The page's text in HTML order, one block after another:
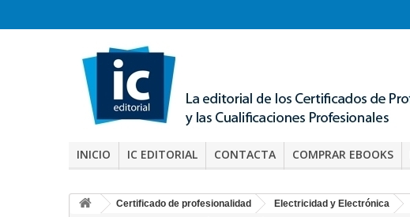
INICIO IC EDITORIAL CONTACTA COMPRAR EBOOKS
Certificado de profesionalidad Electricidad y Electrónica